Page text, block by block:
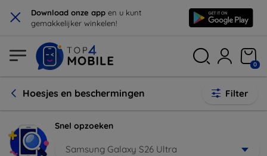
× Download onze app en u kunt
gemakkelijker winkelen!
0
Hoesjes en beschermingen Filter
Snel opzoeken
Samsung Galaxy S26 Ultra